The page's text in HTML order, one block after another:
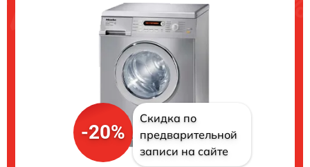
-20%
Скидка по
предварительной
записи на сайте